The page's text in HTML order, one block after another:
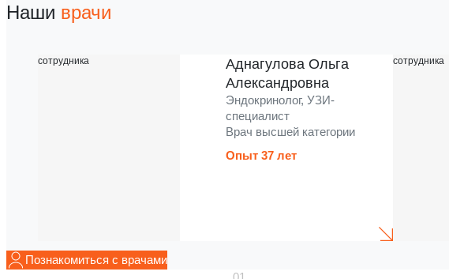
Наши врачи
Аднагулова Ольга
Александровна
Эндокринолог, УЗИ-
специалист
Врач высшей категории
Опыт 37 лет
Познакомиться с врачами